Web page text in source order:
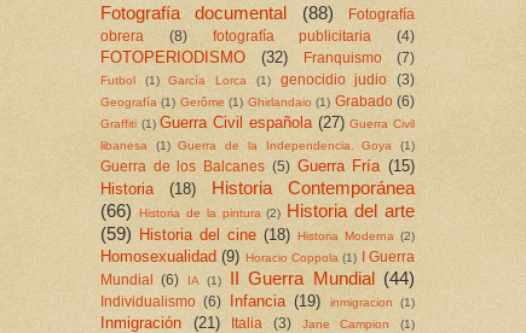
Fotografía documental (88)
Fotografía
obrera
(8) fotografía publicitaria (4)
FOTOPERIODISMO (32) Franquismo (7)
Futbol (1) García Lorca (1) genocidio judio (3)
Geografía (1) Gerôme (1) Ghirlandaio (1) Grabado (6)
Graffiti (1) Guerra Civil española (27) Guerra Civil
libanesa
(1) Guerra de la Independencia. Goya (1)
Guerra de los Balcanes (5) Guerra Fría (15)
Historia
(18)
Historia Contemporánea
(66)
Historia de la pintura (2) Historia del arte
(59) Historia del cine (18) Historia Moderna (2)
Homosexualidad (9) Horacio Coppola (1)
I Guerra
Mundial
(6) IA (1) II Guerra Mundial (44)
Individualismo (6) Infancia (19) inmigracion (1)
Inmigración (21) Italia (3) Jane Campion
(1)